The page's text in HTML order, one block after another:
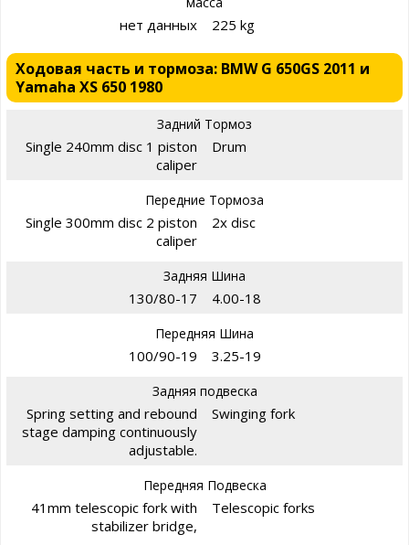
нет данных 225 kg
Ходовая часть и тормоза: BMW G 650GS 2011 и
Yamaha XS 650 1980
Задний Тормоз
Single 240mm disc 1 piston
caliper
Drum
Передние Тормоза
Single 300mm disc 2 piston
caliper
2x disc
Задняя Шина
130/80-17 4.00-18
Передняя Шина
100/90-19 3.25-19
Задняя подвеска
Spring setting and rebound
stage damping continuously
adjustable.
Swinging fork
Передняя Подвеска
41mm telescopic fork with
stabilizer bridge,
Telescopic forks